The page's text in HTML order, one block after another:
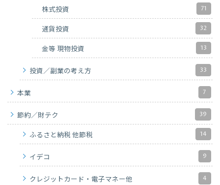
株式投資 71
通貨投資 32
金等 現物投資 13
投資／副業の考え方 33
本業 7
節約／財テク 39
ふるさと納税 他節税 14
イデコ 9
クレジットカード・電子マネー他 4